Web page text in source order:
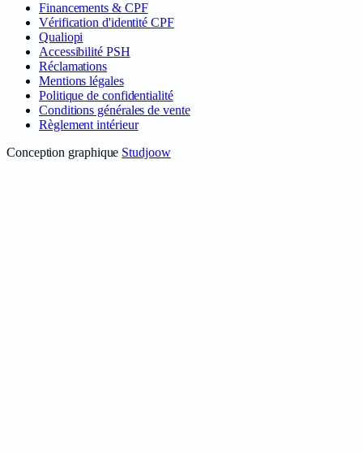
Financements & CPF
Vérification d'identité CPF
Qualiopi
Accessibilité PSH
Réclamations
Mentions légales
Politique de confidentialité
Conditions générales de vente
Règlement intérieur
Conception graphique Studjoow